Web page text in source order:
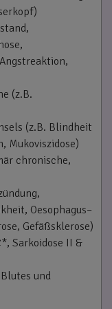
(z.B.
(z.B. Blindheit
Mukoviszidose)
chronische,
Oesophagus–
Gefäßsklerose)
Sarkoidose II &
und